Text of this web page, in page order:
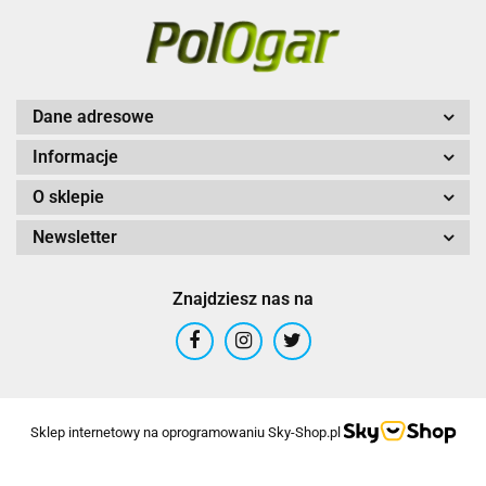
Dane adresowe
Informacje
O sklepie
Newsletter
Znajdziesz nas na
Sklep internetowy na oprogramowaniu Sky-Shop.pl